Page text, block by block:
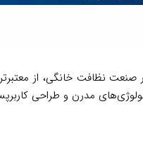
نظافت خانگی، از